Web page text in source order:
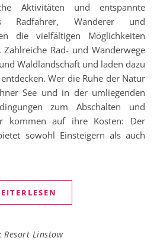
Aktivitäten und entspannte
Radfahrer, Wanderer und
die vielfältigen Möglichkeiten
Rad- und Wanderwege
Waldlandschaft und laden dazu
Wer die Ruhe der Natur
See und in der umliegenden
zum Abschalten und
kommen auf ihre Kosten: Der
sowohl Einsteigern als auch
Resort Linstow